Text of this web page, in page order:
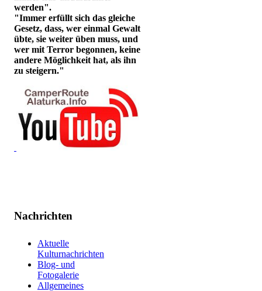
werden".
"Immer erfüllt sich das gleiche
Gesetz, dass, wer einmal Gewalt
übte, sie weiter üben muss, und
wer mit Terror begonnen, keine
andere Möglichkeit hat, als ihn
zu steigern."
Nachrichten
Aktuelle
Kulturnachrichten
Blog- und
Fotogalerie
Allgemeines